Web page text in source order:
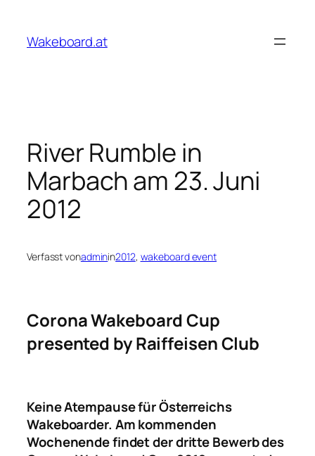
springen
Wakeboard.at
River Rumble in
Marbach am 23. Juni
2012
Verfasst vonadminin2012, wakeboard event
Corona Wakeboard Cup
presented by Raiffeisen Club
Keine Atempause für Österreichs
Wakeboarder. Am kommenden
Wochenende findet der dritte Bewerb des